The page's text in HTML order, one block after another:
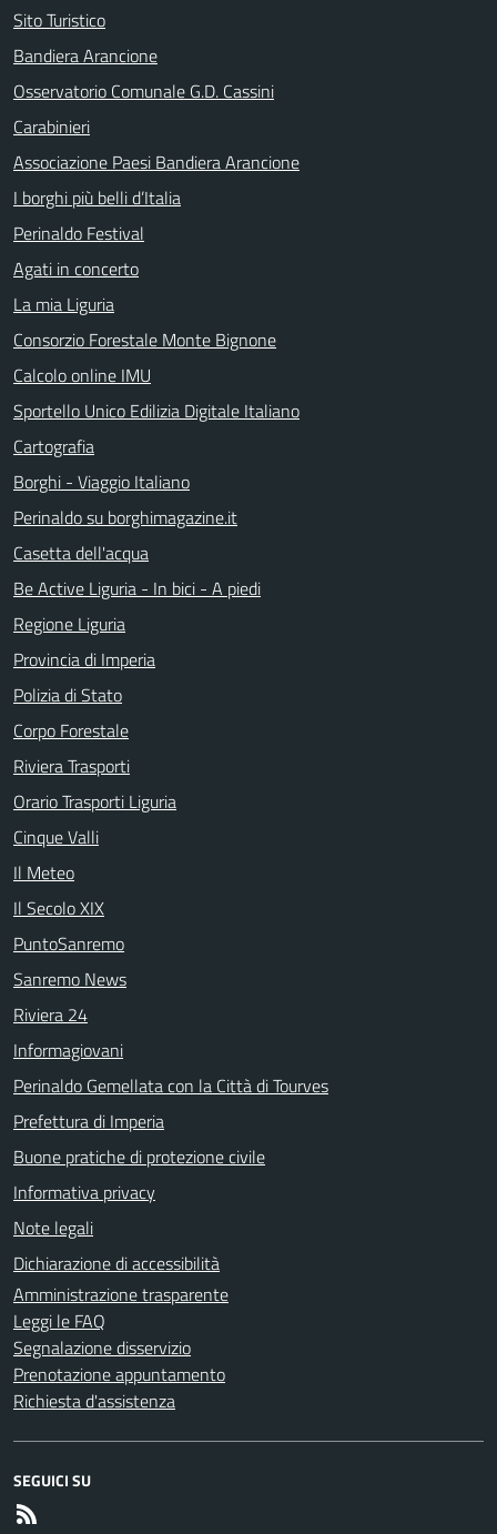
Sito Turistico
Bandiera Arancione
Osservatorio Comunale G.D. Cassini
Carabinieri
Associazione Paesi Bandiera Arancione
I borghi più belli d’Italia
Perinaldo Festival
Agati in concerto
La mia Liguria
Consorzio Forestale Monte Bignone
Calcolo online IMU
Sportello Unico Edilizia Digitale Italiano
Cartografia
Borghi - Viaggio Italiano
Perinaldo su borghimagazine.it
Casetta dell'acqua
Be Active Liguria - In bici - A piedi
Regione Liguria
Provincia di Imperia
Polizia di Stato
Corpo Forestale
Riviera Trasporti
Orario Trasporti Liguria
Cinque Valli
Il Meteo
Il Secolo XIX
PuntoSanremo
Sanremo News
Riviera 24
Informagiovani
Perinaldo Gemellata con la Città di Tourves
Prefettura di Imperia
Buone pratiche di protezione civile
Informativa privacy
Note legali
Dichiarazione di accessibilità
Amministrazione trasparente
Leggi le FAQ
Segnalazione disservizio
Prenotazione appuntamento
Richiesta d'assistenza
SEGUICI SU